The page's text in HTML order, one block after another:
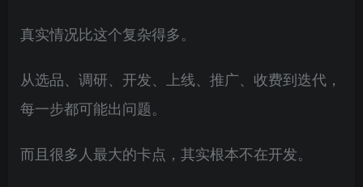
真实情况比这个复杂得多。
从选品、调研、开发、上线、推广、收费到迭代，
每一步都可能出问题。
而且很多人最大的卡点，其实根本不在开发。